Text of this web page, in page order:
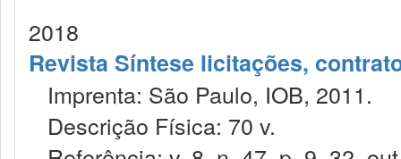
2018
Revista Síntese licitações,
Imprenta: São Paulo, IOB, 2011.
Descrição Física: 70 v.